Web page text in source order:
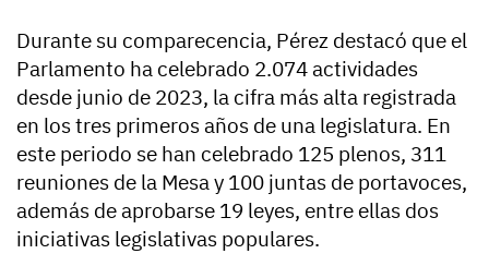
Durante su comparecencia, Pérez destacó que el
Parlamento ha celebrado 2.074 actividades
desde junio de 2023, la cifra más alta registrada
en los tres primeros años de una legislatura. En
este periodo se han celebrado 125 plenos, 311
reuniones de la Mesa y 100 juntas de portavoces,
además de aprobarse 19 leyes, entre ellas dos
iniciativas legislativas populares.